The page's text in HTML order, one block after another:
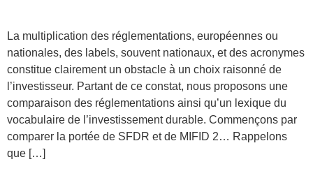
La multiplication des réglementations, européennes ou
nationales, des labels, souvent nationaux, et des acronymes
constitue clairement un obstacle à un choix raisonné de
l’investisseur. Partant de ce constat, nous proposons une
comparaison des réglementations ainsi qu’un lexique du
vocabulaire de l’investissement durable. Commençons par
comparer la portée de SFDR et de MIFID 2… Rappelons
que […]